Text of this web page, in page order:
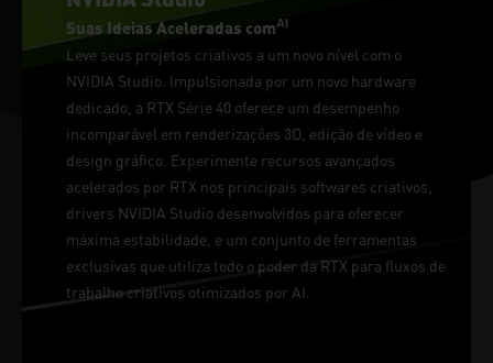
Suas Ideias Aceleradas comAI
Leve seus projetos criativos a um novo nível com o
NVIDIA Studio. Impulsionada por um novo hardware
dedicado, a RTX Série 40 oferece um desempenho
incomparável em renderizações 3D, edição de vídeo e
design gráfico. Experimente recursos avançados
acelerados por RTX nos principais softwares criativos,
drivers NVIDIA Studio desenvolvidos para oferecer
máxima estabilidade, e um conjunto de ferramentas
exclusivas que utiliza todo o poder da RTX para fluxos de
trabalho criativos otimizados por AI.